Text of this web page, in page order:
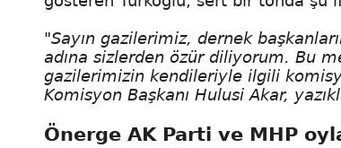
"Sayın gazilerimiz, dernek
adına sizlerden özür diliyorum. Bu
gazilerimizin kendileriyle ilgili
Komisyon Başkanı Hulusi Akar,
Önerge AK Parti ve MHP